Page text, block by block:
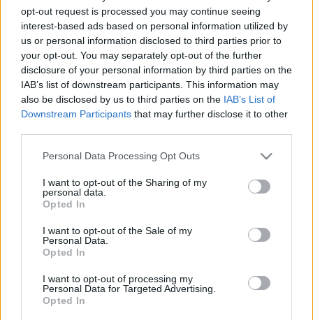
opt-out request is processed you may continue seeing
interest-based ads based on personal information utilized by
us or personal information disclosed to third parties prior to
your opt-out. You may separately opt-out of the further
disclosure of your personal information by third parties on the
IAB’s list of downstream participants. This information may
also be disclosed by us to third parties on the IAB’s List of
Downstream Participants that may further disclose it to other
Please note that this website/app uses one or more Google
not limited to your visit or usage behaviour. You may click to
grant or deny consent to Google and its third-party tags to
use your data for below specified purposes in below Google
consent section.
Personal Data Processing Opt Outs
I want to opt-out of the Sharing of my
personal data.
Opted In
I want to opt-out of the Sale of my
Personal Data.
Opted In
I want to opt-out of processing my
Personal Data for Targeted Advertising.
Opted In
Alma Együttes
Brains /Lukács Levi/
Pierrot
Különleges vendégek:
JANKLOVICS PÉTER & CSŐRE GÁBOR
A januári koncertrőlittírtunk. Olvasd el és gyere!